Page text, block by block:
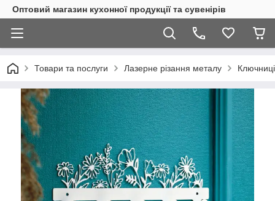
Оптовий магазин кухонної продукції та сувенірів
Товари та послуги Лазерне різання металу